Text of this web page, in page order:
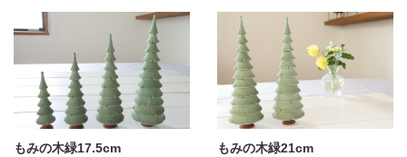
もみの木緑17.5cm もみの木緑21cm